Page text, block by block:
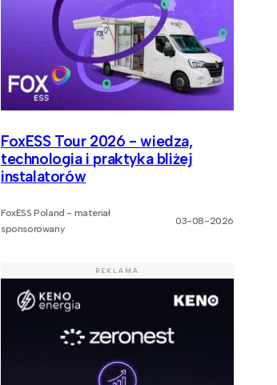
FoxESS Tour 2026 - wiedza,
technologia i praktyka bliżej
instalatorów
FoxESS Poland - materiał
sponsorowany
03-08-2026
REKLAMA